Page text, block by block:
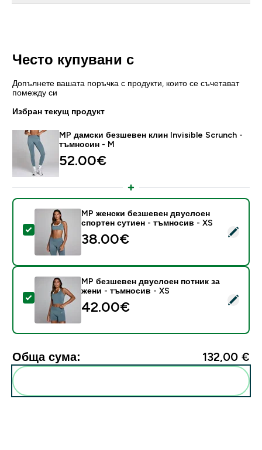
Често купувани с
Допълнете вашата поръчка с продукти, които се съчетават
помежду си
Избран текущ продукт
MP дамски безшевен клин Invisible Scrunch -
тъмносин - M
52.00€‎
Select this product - MP женски безшевен
MP женски безшевен двуслоен
спортен сутиен - тъмносив - XS
38.00€‎
Select this product - MP безшевен двуслоен
MP безшевен двуслоен потник за
жени - тъмносив - XS
42.00€‎
Обща сума: 132,00 €‎